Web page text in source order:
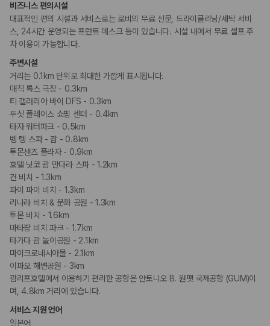
휠체어로 이용 가능
휠체어로 이용가능한 주차장
흡연 시설
지정 흡연 구역
비즈니스 편의시설
대표적인 편의 시설과 서비스로는 로비의 무료 신문, 드라이클리닝/세탁 서비
스, 24시간 운영되는 프런트 데스크 등이 있습니다. 시설 내에서 무료 셀프 주
차 이용이 가능합니다.
주변시설
거리는 0.1km 단위로 최대한 가깝게 표시됩니다.
매직 록스 극장 - 0.3km
티 갤러리아 바이 DFS - 0.3km
두싯 플레이스 쇼핑 센터 - 0.4km
타자 워터파크 - 0.5km
벵 텡 스파 - 괌 - 0.8km
투몬샌즈 플라자 - 0.9km
호텔 닛코 괌 만다라 스파 - 1.2km
건 비치 - 1.3km
파이 파이 비치 - 1.3km
리나라 비치 & 문화 공원 - 1.3km
투몬 비치 - 1.6km
마타팡 비치 파크 - 1.7km
타가다 괌 놀이공원 - 2.1km
마이크로네시아몰 - 2.1km
이파오 해변공원 - 3km
괌리프호텔에서 이용하기 편리한 공항은 안토니오 B. 원팻 국제공항 (GUM)이
며, 4.8km 거리에 있습니다.
서비스 지원 언어
일본어